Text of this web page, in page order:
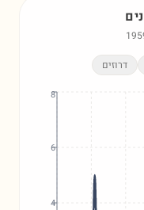
דרוזים
4
6
8